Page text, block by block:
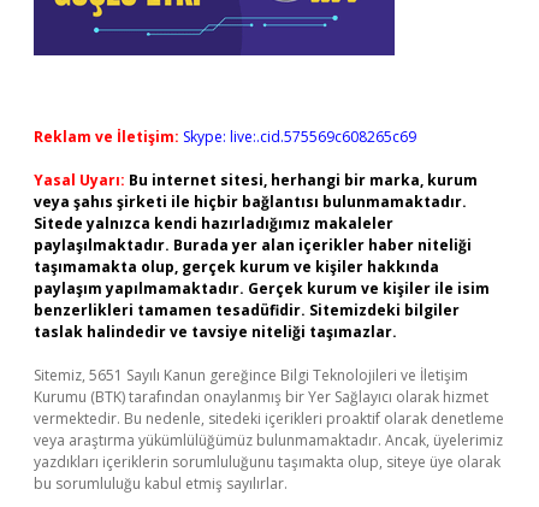
Reklam ve İletişim: Skype: live:.cid.575569c608265c69
Yasal Uyarı: Bu internet sitesi, herhangi bir marka, kurum
veya şahıs şirketi ile hiçbir bağlantısı bulunmamaktadır.
Sitede yalnızca kendi hazırladığımız makaleler
paylaşılmaktadır. Burada yer alan içerikler haber niteliği
taşımamakta olup, gerçek kurum ve kişiler hakkında
paylaşım yapılmamaktadır. Gerçek kurum ve kişiler ile isim
benzerlikleri tamamen tesadüfidir. Sitemizdeki bilgiler
taslak halindedir ve tavsiye niteliği taşımazlar.
Sitemiz, 5651 Sayılı Kanun gereğince Bilgi Teknolojileri ve İletişim
Kurumu (BTK) tarafından onaylanmış bir Yer Sağlayıcı olarak hizmet
vermektedir. Bu nedenle, sitedeki içerikleri proaktif olarak denetleme
veya araştırma yükümlülüğümüz bulunmamaktadır. Ancak, üyelerimiz
yazdıkları içeriklerin sorumluluğunu taşımakta olup, siteye üye olarak
bu sorumluluğu kabul etmiş sayılırlar.